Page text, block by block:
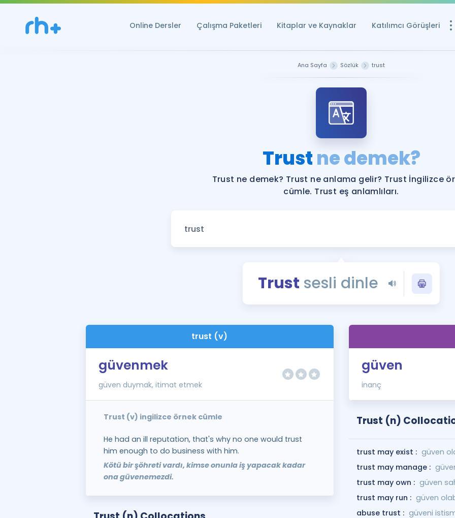
Online Dersler Çalışma Paketleri Kitaplar ve Kaynaklar Katılımcı Görüşleri
YDS ve YÖKDİL
Rehberlik Aracı
YDS ve
YDS - YÖKDİL
İngilizce
Ana Sayfa Sözlük trust
Trustne demek?
Trust ne demek? Trust ne anlama gelir? Trust İngilizce
cümle. Trust eş anlamlıları.
Trust sesli dinle
trust (v)
güvenmek
güven duymak, itimat etmek
Trust (v) ingilizce örnek cümle
He had an ill reputation, that's why no one would trust
him enough to do business with him.
Kötü bir şöhreti vardı, kimse onunla iş yapacak kadar
ona güvenemezdi.
güven
inanç
Trust (n)
trust may exist : güven
trust may manage :
trust may own : güven
trust may run : güven
abuse trust : güveni